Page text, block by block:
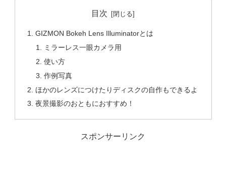
目次
GIZMON Bokeh Lens Illuminatorとは
ミラーレス一眼カメラ用
使い方
作例写真
ほかのレンズにつけたりディスクの自作もできるよ
夜景撮影のおともにおすすめ！
スポンサーリンク